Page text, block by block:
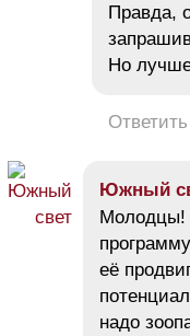
Правда,
Но
Ответить
Южный
Молодцы!
её
надо